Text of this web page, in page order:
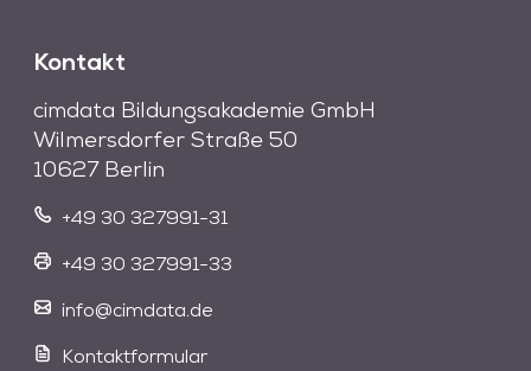
Kontakt
cimdata Bildungsakademie GmbH
Wilmersdorfer Straße 50
10627 Berlin
+49 30 327991-31
+49 30 327991-33
info@cimdata.de
Kontaktformular